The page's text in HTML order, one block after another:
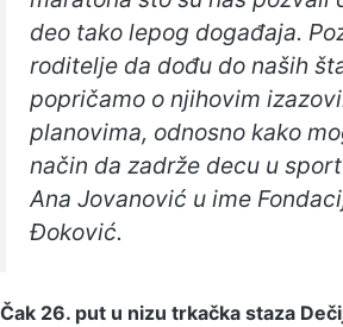
deo tako lepog događaja.
roditelje da dođu do naših
popričamo o njihovim
planovima, odnosno kako
način da zadrže decu u
Ana Jovanović u ime
Đoković.
Čak 26. put u nizu trkačka staza